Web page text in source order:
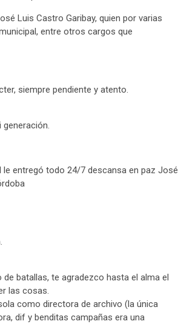
Luis Castro Garibay, quien por varias
entre otros cargos que
siempre pendiente y atento.
le entregó todo 24/7 descansa en paz José
batallas, te agradezco hasta el alma el
las cosas.
como directora de archivo (la única
dif y benditas campañas era una